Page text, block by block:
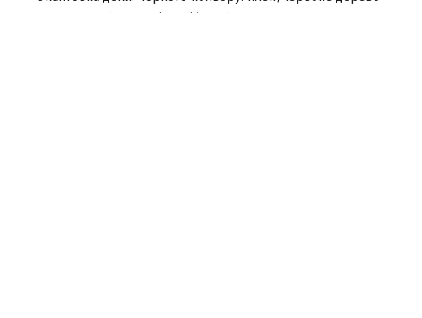
Лади: 18 Medium-ладів, срібло-нікель